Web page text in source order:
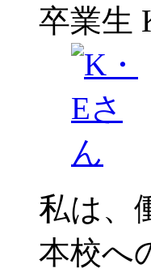
卒業生
私は、
本校へ